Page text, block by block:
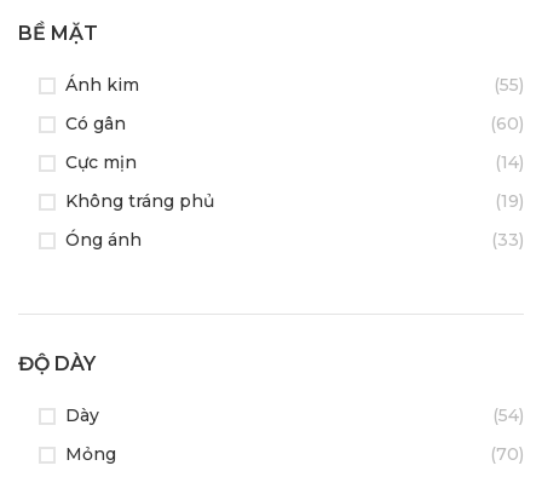
BỀ MẶT
Ánh kim
(55)
Có gân
(60)
Cực mịn
(14)
Không tráng phủ
(19)
Óng ánh
(33)
ĐỘ DÀY
Dày
(54)
Mỏng
(70)